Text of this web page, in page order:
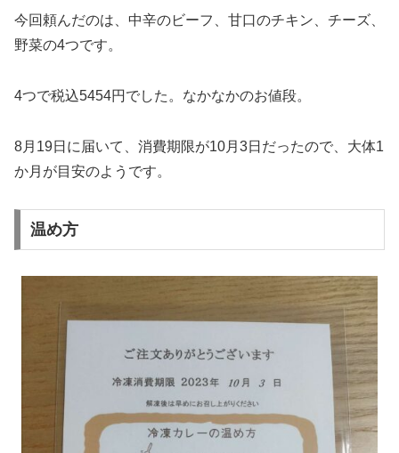
今回頼んだのは、中辛のビーフ、甘口のチキン、チーズ、
野菜の4つです。
4つで税込5454円でした。なかなかのお値段。
8月19日に届いて、消費期限が10月3日だったので、大体1
か月が目安のようです。
温め方